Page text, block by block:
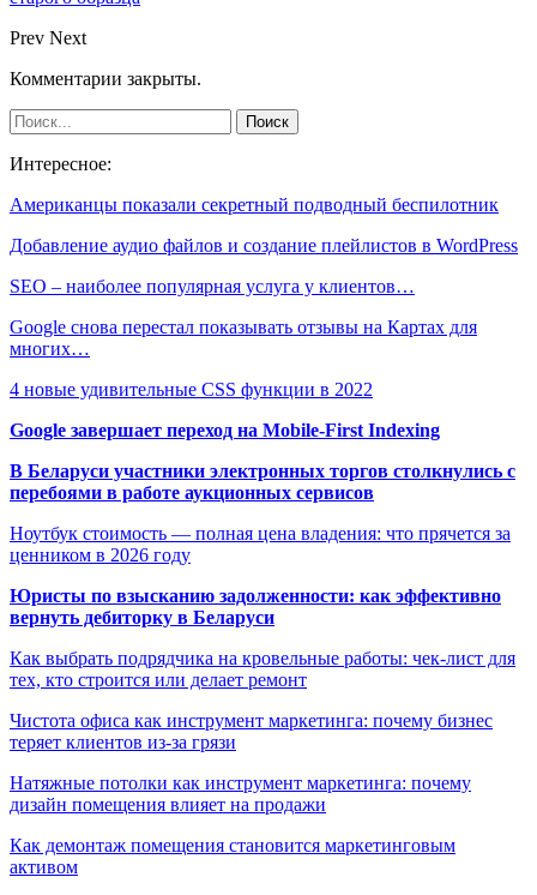
Prev Next
Комментарии закрыты.
Интересное:
Американцы показали секретный подводный беспилотник
Добавление аудио файлов и создание плейлистов в WordPress
SEO – наиболее популярная услуга у клиентов…
Google снова перестал показывать отзывы на Картах для
многих…
4 новые удивительные CSS функции в 2022
Google завершает переход на Mobile-First Indexing
В Беларуси участники электронных торгов столкнулись с
перебоями в работе аукционных сервисов
Ноутбук стоимость — полная цена владения: что прячется за
ценником в 2026 году
Юристы по взысканию задолженности: как эффективно
вернуть дебиторку в Беларуси
Как выбрать подрядчика на кровельные работы: чек-лист для
тех, кто строится или делает ремонт
Чистота офиса как инструмент маркетинга: почему бизнес
теряет клиентов из-за грязи
Натяжные потолки как инструмент маркетинга: почему
дизайн помещения влияет на продажи
Как демонтаж помещения становится маркетинговым
активом